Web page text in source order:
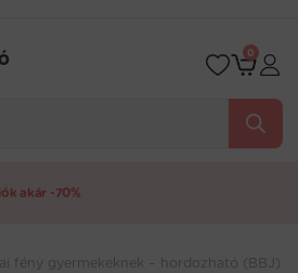
0
akár -70%
fény gyermekeknek – hordozható (BBJ)